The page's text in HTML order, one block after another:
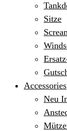
Sitze
Accessories
Neu